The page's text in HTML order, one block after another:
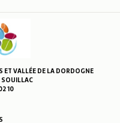
VALLÉE DE LA DORDOGNE
10